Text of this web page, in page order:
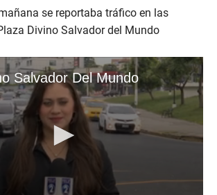
se reportaba tráfico en las
Divino Salvador del Mundo